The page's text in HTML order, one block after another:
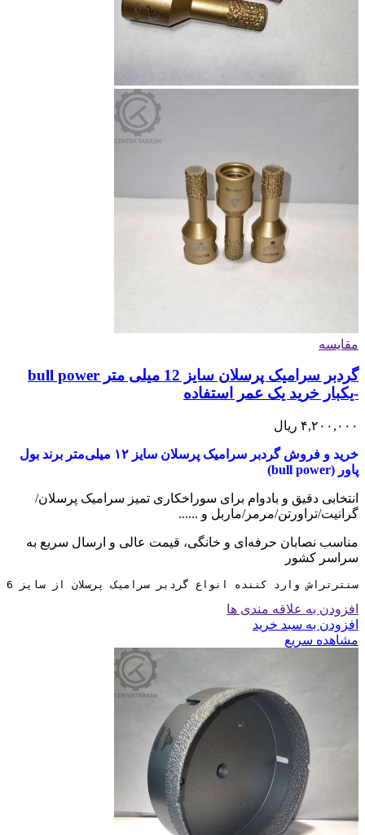
مقایسه
گردبر سرامیک پرسلان سایز 12 میلی متر bull power
-یکبار خرید یک عمر استفاده
۴,۲۰۰,۰۰۰ ریال
خرید و فروش گردبر سرامیک پرسلان سایز ۱۲ میلی‌متر برند بول
پاور (bull power)
انتخابی دقیق و بادوام برای سوراخکاری تمیز سرامیک پرسلان/
گرانیت/تراورتن/مرمر/ماربل و ......
مناسب نصابان حرفه‌ای و خانگی، قیمت عالی و ارسال سریع به
سراسر کشور
سنترتراش وارد کننده انواع گردبر سرامیک پرسلان از سایز 6 تا 130 میلی متر می باشد
افزودن به علاقه مندی ها
افزودن به سبد خرید
مشاهده سریع